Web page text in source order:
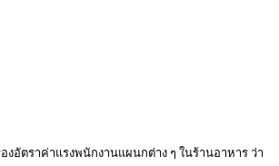
งอัตราค่าแรงพนักงานแผนกต่าง ๆ ในร้านอาหาร ว่า